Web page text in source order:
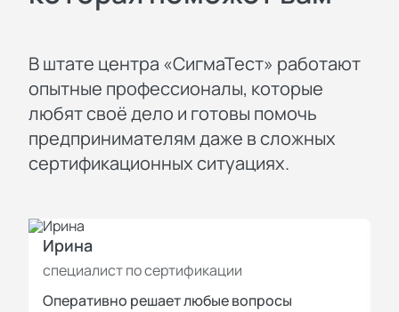
В штате центра «СигмаТест» работают
опытные профессионалы, которые
любят своё дело и готовы помочь
предпринимателям даже в сложных
сертификационных ситуациях.
Ирина
специалист по сертификации
Оперативно решает любые вопросы